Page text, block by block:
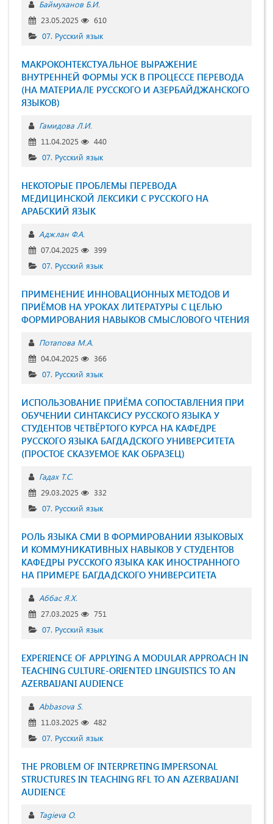
Баймуханов Б.И.
23.05.2025
610
07. Русский язык
МАКРОКОНТЕКСТУАЛЬНОЕ ВЫРАЖЕНИЕ
ВНУТРЕННЕЙ ФОРМЫ УСК В ПРОЦЕССЕ ПЕРЕВОДА
(НА МАТЕРИАЛЕ РУССКОГО И АЗЕРБАЙДЖАНСКОГО
ЯЗЫКОВ)
Гамидова Л.И.
11.04.2025
440
07. Русский язык
НЕКОТОРЫЕ ПРОБЛЕМЫ ПЕРЕВОДА
МЕДИЦИНСКОЙ ЛЕКСИКИ С РУССКОГО НА
АРАБСКИЙ ЯЗЫК
Аджлан Ф.А.
07.04.2025
399
07. Русский язык
ПРИМЕНЕНИЕ ИННОВАЦИОННЫХ МЕТОДОВ И
ПРИЁМОВ НА УРОКАХ ЛИТЕРАТУРЫ С ЦЕЛЬЮ
ФОРМИРОВАНИЯ НАВЫКОВ СМЫСЛОВОГО ЧТЕНИЯ
Потапова М.А.
04.04.2025
366
07. Русский язык
ИСПОЛЬЗОВАНИЕ ПРИЁМА СОПОСТАВЛЕНИЯ ПРИ
ОБУЧЕНИИ СИНТАКСИСУ РУССКОГО ЯЗЫКА У
СТУДЕНТОВ ЧЕТВЁРТОГО КУРСА НА КАФЕДРЕ
РУССКОГО ЯЗЫКА БАГДАДСКОГО УНИВЕРСИТЕТА
(ПРОСТОЕ СКАЗУЕМОЕ КАК ОБРАЗЕЦ)
Гадаx Т.С.
29.03.2025
332
07. Русский язык
РОЛЬ ЯЗЫКА СМИ В ФОРМИРОВАНИИ ЯЗЫКОВЫХ
И КОММУНИКАТИВНЫХ НАВЫКОВ У СТУДЕНТОВ
КАФЕДРЫ РУССКОГО ЯЗЫКА КАК ИНОСТРАННОГО
НА ПРИМЕРЕ БАГДАДСКОГО УНИВЕРСИТЕТА
Аббас Я.Х.
27.03.2025
751
07. Русский язык
EXPERIENCE OF APPLYING A MODULAR APPROACH IN
TEACHING CULTURE-ORIENTED LINGUISTICS TO AN
AZERBAIJANI AUDIENCE
Abbasova S.
11.03.2025
482
07. Русский язык
THE PROBLEM OF INTERPRETING IMPERSONAL
STRUCTURES IN TEACHING RFL TO AN AZERBAIJANI
AUDIENCE
Tagieva O.